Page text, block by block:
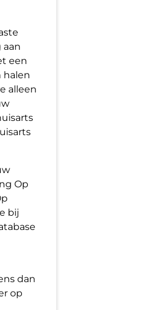
aan
een
halen
alleen
Op
bij
dan
op